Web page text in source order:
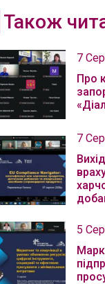
Також
7
Про
7
5